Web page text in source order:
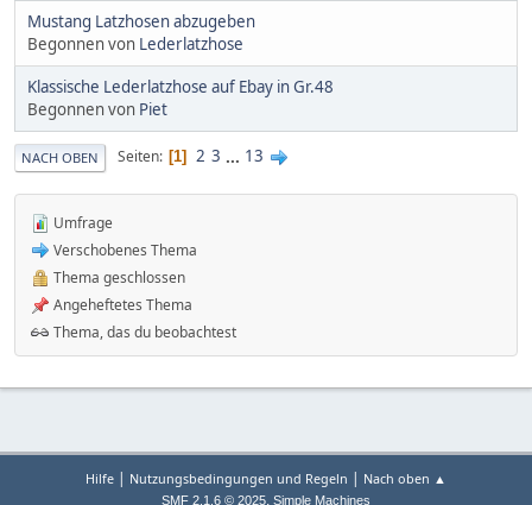
Mustang Latzhosen abzugeben
Begonnen von Lederlatzhose
Klassische Lederlatzhose auf Ebay in Gr.48
Begonnen von Piet
NACH OBEN Seiten 1 2 3 ... 13
Umfrage
Verschobenes Thema
Thema geschlossen
Angeheftetes Thema
Thema, das du beobachtest
Hilfe | Nutzungsbedingungen und Regeln | Nach oben ▲
SMF 2.1.6 © 2025, Simple Machines